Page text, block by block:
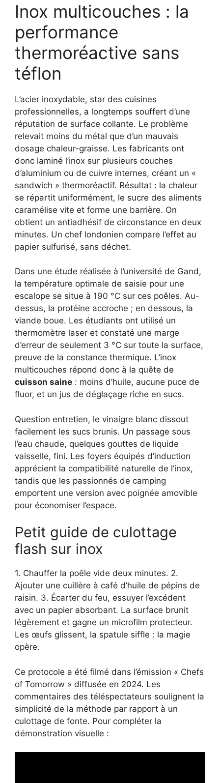
Inox multicouches : la
performance
thermoréactive sans
téflon
L’acier inoxydable, star des cuisines
professionnelles, a longtemps souffert d’une
réputation de surface collante. Le problème
relevait moins du métal que d’un mauvais
dosage chaleur-graisse. Les fabricants ont
donc laminé l’inox sur plusieurs couches
d’aluminium ou de cuivre internes, créant un «
sandwich » thermoréactif. Résultat : la chaleur
se répartit uniformément, le sucre des aliments
caramélise vite et forme une barrière. On
obtient un antiadhésif de circonstance en deux
minutes. Un chef londonien compare l’effet au
papier sulfurisé, sans déchet.
Dans une étude réalisée à l’université de Gand,
la température optimale de saisie pour une
escalope se situe à 190 °C sur ces poêles. Au-
dessus, la protéine accroche ; en dessous, la
viande boue. Les étudiants ont utilisé un
thermomètre laser et constaté une marge
d’erreur de seulement 3 °C sur toute la surface,
preuve de la constance thermique. L’inox
multicouches répond donc à la quête de
cuisson saine : moins d’huile, aucune puce de
fluor, et un jus de déglaçage riche en sucs.
Question entretien, le vinaigre blanc dissout
facilement les sucs brunis. Un passage sous
l’eau chaude, quelques gouttes de liquide
vaisselle, fini. Les foyers équipés d’induction
apprécient la compatibilité naturelle de l’inox,
tandis que les passionnés de camping
emportent une version avec poignée amovible
pour économiser l’espace.
Petit guide de culottage
flash sur inox
1. Chauffer la poêle vide deux minutes. 2.
Ajouter une cuillère à café d’huile de pépins de
raisin. 3. Écarter du feu, essuyer l’excédent
avec un papier absorbant. La surface brunit
légèrement et gagne un microfilm protecteur.
Les œufs glissent, la spatule siffle : la magie
opère.
Ce protocole a été filmé dans l’émission « Chefs
of Tomorrow » diffusée en 2024. Les
commentaires des téléspectateurs soulignent la
simplicité de la méthode par rapport à un
culottage de fonte. Pour compléter la
démonstration visuelle :